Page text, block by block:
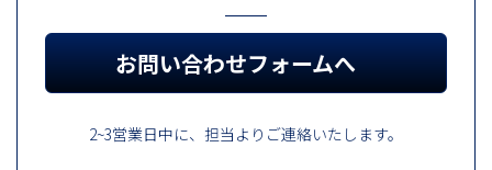
お問い合わせフォームへ
2~3営業日中に、担当よりご連絡いたします。